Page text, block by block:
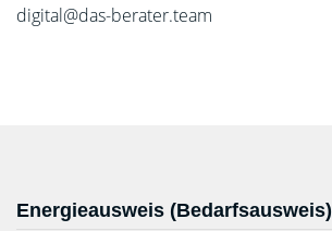
digital@das-berater.team
Energieausweis (Bedarfsausweis)